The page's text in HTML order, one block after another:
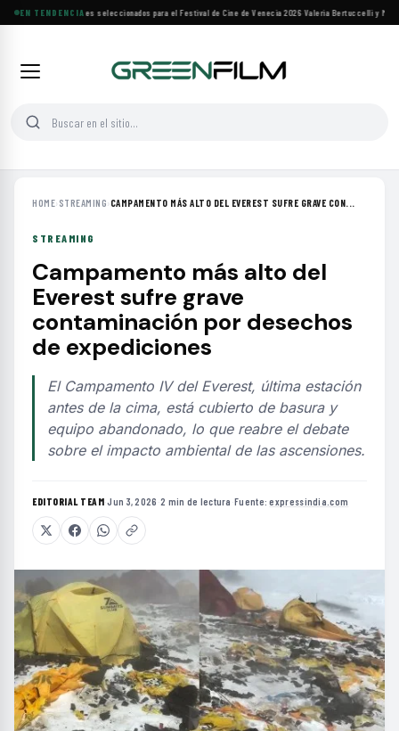
EN TENDENCIA
Siete filmes árabes seleccionados para el Festival de Cine de Venecia 2026·Valeria Bertuccelli y
HOME› STREAMING› CAMPAMENTO MÁS ALTO DEL EVEREST SUFRE GRAVE CON...
STREAMING
Campamento más alto del
Everest sufre grave
contaminación por desechos
de expediciones
El Campamento IV del Everest, última estación
antes de la cima, está cubierto de basura y
equipo abandonado, lo que reabre el debate
sobre el impacto ambiental de las ascensiones.
EDITORIAL TEAM·Jun 3, 2026 ·2 min de lectura ·Fuente:expressindia.com